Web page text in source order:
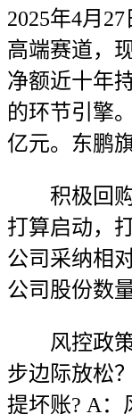
2025年4月
高端赛道，
净额近十年
的环节引擎
亿元。东鹏
积极回购
打算启动，
公司采纳相
公司股份数
风控政策
步边际放松
提坏账? A：